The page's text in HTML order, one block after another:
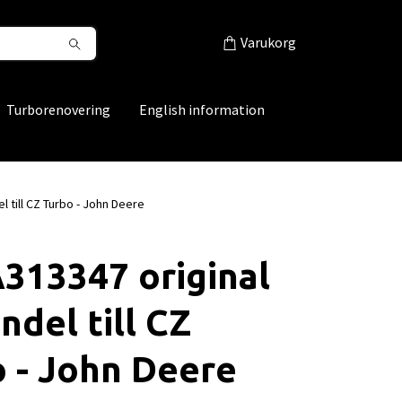
Varukorg
Turborenovering
English information
till CZ Turbo - John Deere
original
till CZ
- John Deere